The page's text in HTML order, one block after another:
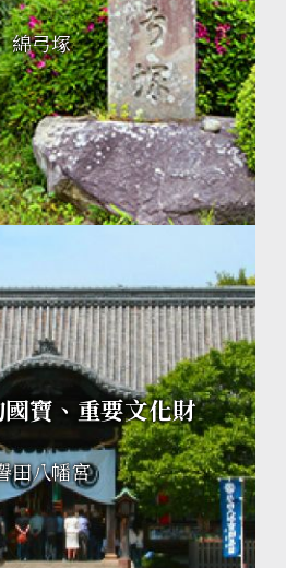
綿弓塚
寶、重要文化財
田八幡宮